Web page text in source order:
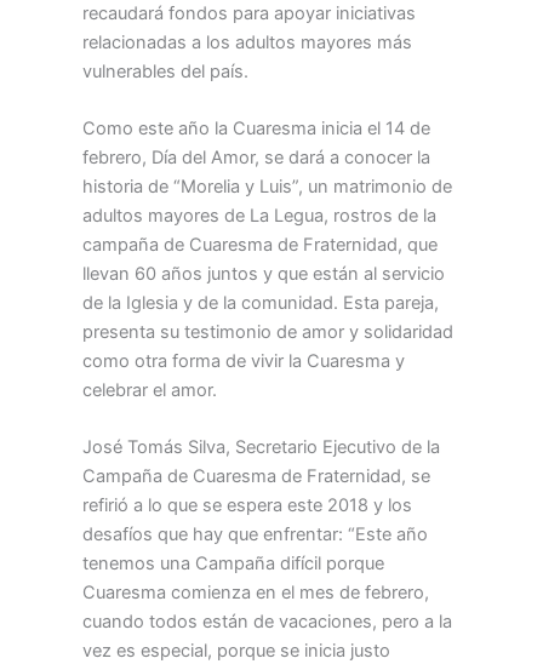
recaudará fondos para apoyar iniciativas
relacionadas a los adultos mayores más
vulnerables del país.
Como este año la Cuaresma inicia el 14 de
febrero, Día del Amor, se dará a conocer la
historia de “Morelia y Luis”, un matrimonio de
adultos mayores de La Legua, rostros de la
campaña de Cuaresma de Fraternidad, que
llevan 60 años juntos y que están al servicio
de la Iglesia y de la comunidad. Esta pareja,
presenta su testimonio de amor y solidaridad
como otra forma de vivir la Cuaresma y
celebrar el amor.
José Tomás Silva, Secretario Ejecutivo de la
Campaña de Cuaresma de Fraternidad, se
refirió a lo que se espera este 2018 y los
desafíos que hay que enfrentar: “Este año
tenemos una Campaña difícil porque
Cuaresma comienza en el mes de febrero,
cuando todos están de vacaciones, pero a la
vez es especial, porque se inicia justo